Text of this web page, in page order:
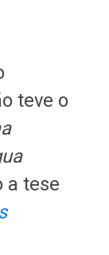
teve o
a tese